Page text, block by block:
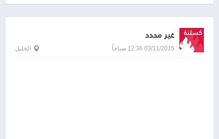
غير محدد
03/11/2015 12:36 صباحاً الخليل